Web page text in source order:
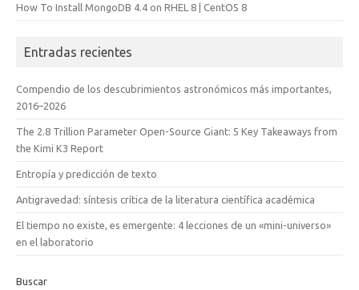
How To Install MongoDB 4.4 on RHEL 8 | CentOS 8
Entradas recientes
Compendio de los descubrimientos astronómicos más importantes,
2016–2026
The 2.8 Trillion Parameter Open-Source Giant: 5 Key Takeaways from
the Kimi K3 Report
Entropía y predicción de texto
Antigravedad: síntesis crítica de la literatura científica académica
El tiempo no existe, es emergente: 4 lecciones de un «mini-universo»
en el laboratorio
Buscar